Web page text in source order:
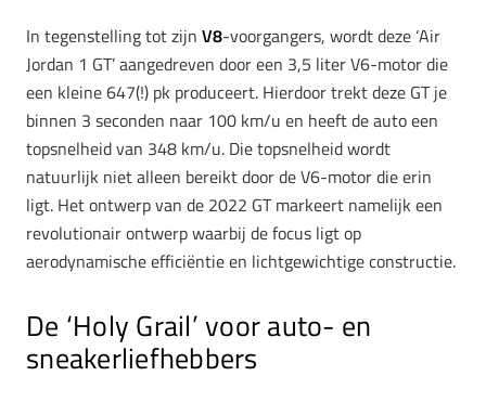
In tegenstelling tot zijn V8-voorgangers, wordt deze ‘Air
Jordan 1 GT’ aangedreven door een 3,5 liter V6-motor die
een kleine 647(!) pk produceert. Hierdoor trekt deze GT je
binnen 3 seconden naar 100 km/u en heeft de auto een
topsnelheid van 348 km/u. Die topsnelheid wordt
natuurlijk niet alleen bereikt door de V6-motor die erin
ligt. Het ontwerp van de 2022 GT markeert namelijk een
revolutionair ontwerp waarbij de focus ligt op
aerodynamische efficiëntie en lichtgewichtige constructie.
De ‘Holy Grail’ voor auto- en
sneakerliefhebbers